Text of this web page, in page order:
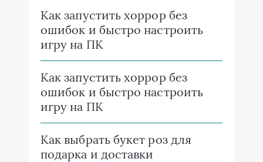
Как запустить хоррор без
ошибок и быстро настроить
игру на ПК
Как запустить хоррор без
ошибок и быстро настроить
игру на ПК
Как выбрать букет роз для
подарка и доставки